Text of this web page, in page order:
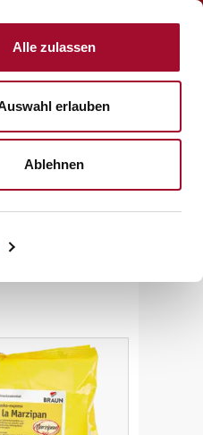
Alle zulassen
erlauben
Ablehnen
UNS KARRIERE